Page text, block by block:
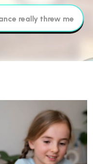
really threw me